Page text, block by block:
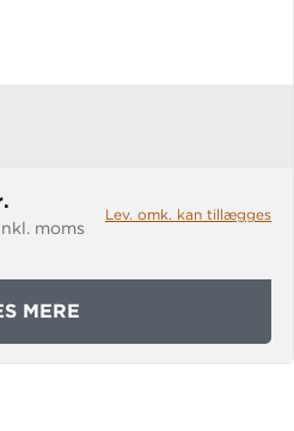
moms
Lev. omk. kan tillægges
MERE
EGON